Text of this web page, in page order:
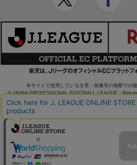
本サイトで使用している文章・画像等の無断での
© JAPAN PROFESSIONAL FOOTBALL LEAGUE
SERVED.